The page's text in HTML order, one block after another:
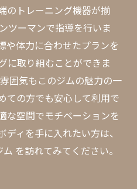
のトレーニング機器が揃
ツーマンで指導を行いま
や体力に合わせたプランを
に取り組むことができま
囲気もこのジムの魅力の一
ての方でも安心して利用で
な空間でモチベーションを
ィを手に入れたい方は、
を訪れてみてください。